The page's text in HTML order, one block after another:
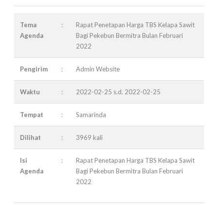
Tema
Agenda
:
Rapat Penetapan Harga TBS Kelapa Sawit
Bagi Pekebun Bermitra Bulan Februari
2022
Pengirim : Admin Website
Waktu : 2022-02-25 s.d. 2022-02-25
Tempat : Samarinda
Dilihat : 3969 kali
Isi
Agenda
:
Rapat Penetapan Harga TBS Kelapa Sawit
Bagi Pekebun Bermitra Bulan Februari
2022